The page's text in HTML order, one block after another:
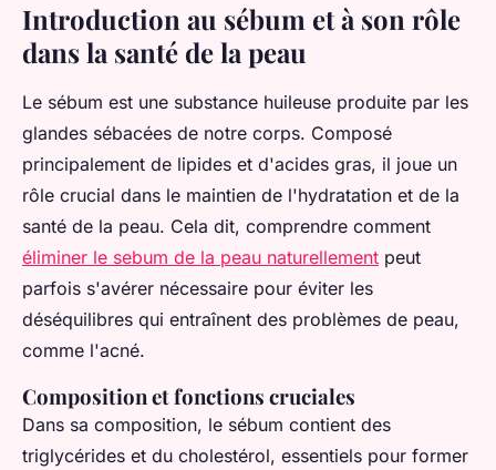
Introduction au sébum et à son rôle
dans la santé de la peau
Le sébum est une substance huileuse produite par les
glandes sébacées de notre corps. Composé
principalement de lipides et d'acides gras, il joue un
rôle crucial dans le maintien de l'hydratation et de la
santé de la peau. Cela dit, comprendre comment
éliminer le sebum de la peau naturellement peut
parfois s'avérer nécessaire pour éviter les
déséquilibres qui entraînent des problèmes de peau,
comme l'acné.
Composition et fonctions cruciales
Dans sa composition, le sébum contient des
triglycérides et du cholestérol, essentiels pour former